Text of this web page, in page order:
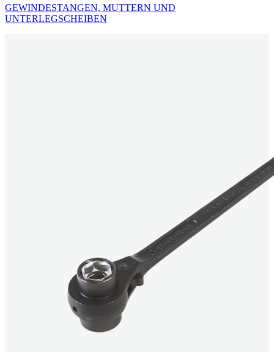
GEWINDESTANGEN, MUTTERN UND
UNTERLEGSCHEIBEN